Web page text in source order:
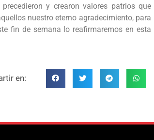
y crearon valores patrios que
nuestro eterno agradecimiento, para
fin de semana lo reafirmaremos en esta
en: